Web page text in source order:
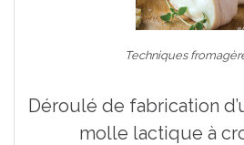
Techniques
Déroulé de fabrication
molle lactique à